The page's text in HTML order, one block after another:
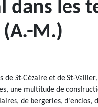
les
M.)
St-Cézaire et de St-
une multitude de
de bergeries, d'enclos,